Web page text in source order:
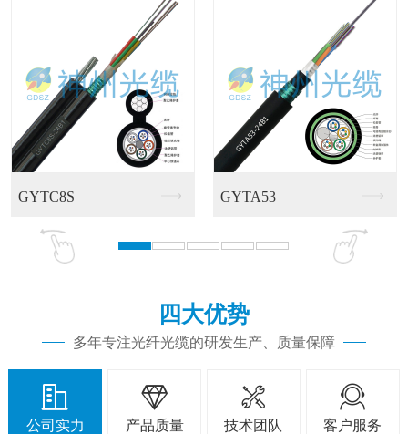
四大优势
多年专注光纤光缆的研发生产、质量保障

公司实力

产品质量

技术团队

客户服务